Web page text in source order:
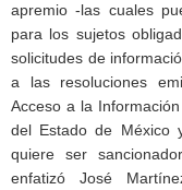
apremio -las cuales
para los sujetos
solicitudes de
a las resoluciones
Acceso a la
del Estado de México
quiere ser
enfatizó José